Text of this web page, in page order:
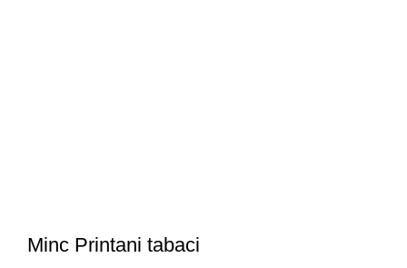
Minc Printani tabaci